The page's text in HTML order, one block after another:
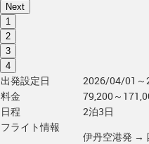
Next
1
2
3
4
出発設定日
2026/04/01～
料金
79,200～
日程
2泊3日
フライト情報
伊丹空港発 →